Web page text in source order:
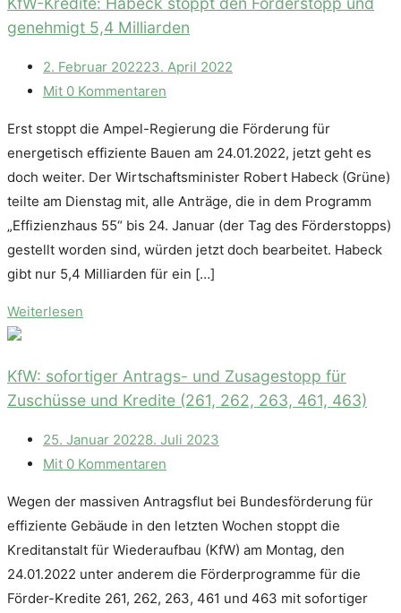
genehmigt 5,4 Milliarden
2. Februar 202223. April 2022
Mit 0 Kommentaren
Erst stoppt die Ampel-Regierung die Förderung für
energetisch effiziente Bauen am 24.01.2022, jetzt geht es
doch weiter. Der Wirtschaftsminister Robert Habeck (Grüne)
teilte am Dienstag mit, alle Anträge, die in dem Programm
„Effizienzhaus 55“ bis 24. Januar (der Tag des Förderstopps)
gestellt worden sind, würden jetzt doch bearbeitet. Habeck
gibt nur 5,4 Milliarden für ein […]
Weiterlesen
KfW: sofortiger Antrags- und Zusagestopp für
Zuschüsse und Kredite (261, 262, 263, 461, 463)
25. Januar 20228. Juli 2023
Mit 0 Kommentaren
Wegen der massiven Antragsflut bei Bundesförderung für
effiziente Gebäude in den letzten Wochen stoppt die
Kreditanstalt für Wiederaufbau (KfW) am Montag, den
24.01.2022 unter anderem die Förderprogramme für die
Förder-Kredite 261, 262, 263, 461 und 463 mit sofortiger